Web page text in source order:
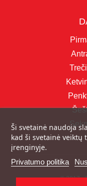
Ši svetainė naudoja
kad ši svetainė veiktų
įrenginyje.
Privatumo politika
© 2017 -